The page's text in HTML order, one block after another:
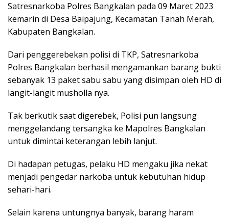
Satresnarkoba Polres Bangkalan pada 09 Maret 2023
kemarin di Desa Baipajung, Kecamatan Tanah Merah,
Kabupaten Bangkalan.
Dari penggerebekan polisi di TKP, Satresnarkoba
Polres Bangkalan berhasil mengamankan barang bukti
sebanyak 13 paket sabu sabu yang disimpan oleh HD di
langit-langit musholla nya.
Tak berkutik saat digerebek, Polisi pun langsung
menggelandang tersangka ke Mapolres Bangkalan
untuk dimintai keterangan lebih lanjut.
Di hadapan petugas, pelaku HD mengaku jika nekat
menjadi pengedar narkoba untuk kebutuhan hidup
sehari-hari.
Selain karena untungnya banyak, barang haram